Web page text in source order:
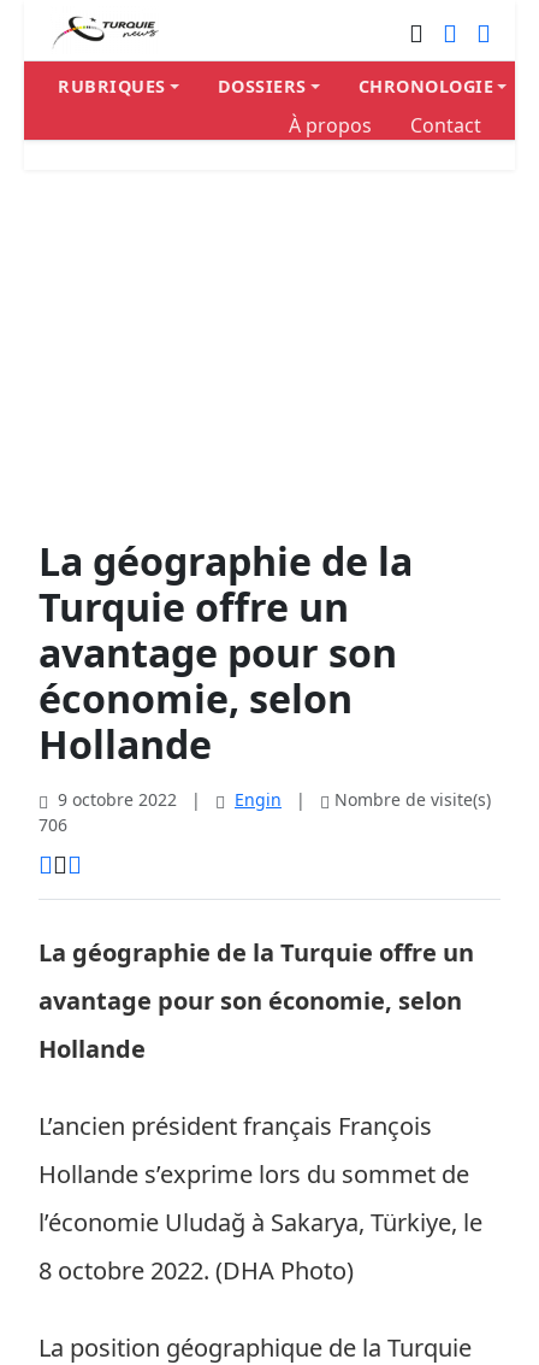
RUBRIQUES DOSSIERS CHRONOLOGIE
À propos Contact
La géographie de la
Turquie offre un
avantage pour son
économie, selon
Hollande
9 octobre 2022 | Engin |
Nombre de visite(s)
706
La géographie de la Turquie offre un
avantage pour son économie, selon
Hollande
L’ancien président français François
Hollande s’exprime lors du sommet de
l’économie Uludağ à Sakarya, Türkiye, le
8 octobre 2022. (DHA Photo)
La position géographique de la Turquie